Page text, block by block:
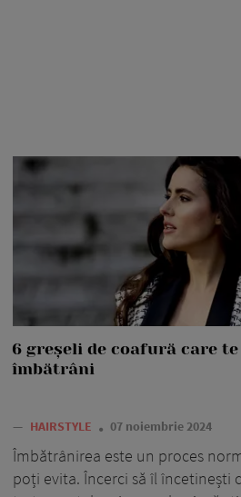
6 greșeli de coafură care
îmbătrâni
— HAIRSTYLE 07 noiembrie 2024
Îmbătrânirea este un proces
poți evita. Încerci să îl încetinești